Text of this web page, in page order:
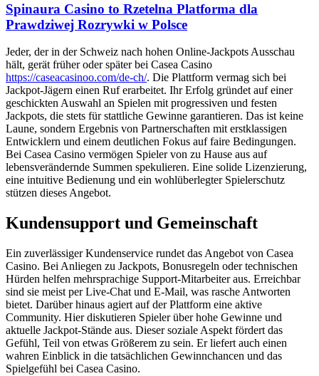
Spinaura Casino to Rzetelna Platforma dla
Prawdziwej Rozrywki w Polsce
Jeder, der in der Schweiz nach hohen Online-Jackpots Ausschau
hält, gerät früher oder später bei Casea Casino
https://caseacasinoo.com/de-ch/. Die Plattform vermag sich bei
Jackpot-Jägern einen Ruf erarbeitet. Ihr Erfolg gründet auf einer
geschickten Auswahl an Spielen mit progressiven und festen
Jackpots, die stets für stattliche Gewinne garantieren. Das ist keine
Laune, sondern Ergebnis von Partnerschaften mit erstklassigen
Entwicklern und einem deutlichen Fokus auf faire Bedingungen.
Bei Casea Casino vermögen Spieler von zu Hause aus auf
lebensverändernde Summen spekulieren. Eine solide Lizenzierung,
eine intuitive Bedienung und ein wohlüberlegter Spielerschutz
stützen dieses Angebot.
Kundensupport und Gemeinschaft
Ein zuverlässiger Kundenservice rundet das Angebot von Casea
Casino. Bei Anliegen zu Jackpots, Bonusregeln oder technischen
Hürden helfen mehrsprachige Support-Mitarbeiter aus. Erreichbar
sind sie meist per Live-Chat und E-Mail, was rasche Antworten
bietet. Darüber hinaus agiert auf der Plattform eine aktive
Community. Hier diskutieren Spieler über hohe Gewinne und
aktuelle Jackpot-Stände aus. Dieser soziale Aspekt fördert das
Gefühl, Teil von etwas Größerem zu sein. Er liefert auch einen
wahren Einblick in die tatsächlichen Gewinnchancen und das
Spielgefühl bei Casea Casino.